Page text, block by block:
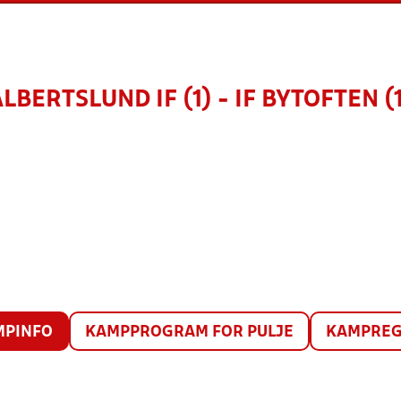
IF (1) - IF BYTOFTEN
KAMPPROGRAM FOR PULJE